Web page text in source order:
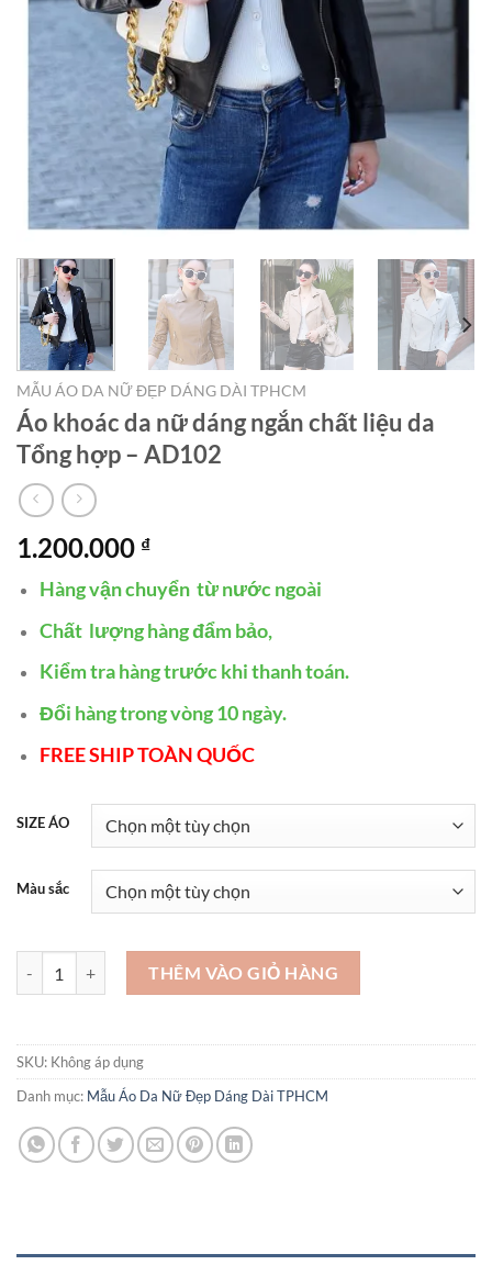
MẪU ÁO DA NỮ ĐẸP DÁNG DÀI TPHCM
Áo khoác da nữ dáng ngắn chất liệu da
Tổng hợp – AD102
1.200.000 ₫
Hàng vận chuyển từ nước ngoài
Chất lượng hàng đẩm bảo,
Kiểm tra hàng trước khi thanh toán.
Đổi hàng trong vòng 10 ngày.
FREE SHIP TOÀN QUỐC
SIZE ÁO
Màu sắc
Áo khoác da nữ dáng ngắn chất liệu da Tổng hợp - AD102 số lượng
THÊM VÀO GIỎ HÀNG
SKU: Không áp dụng
Danh mục: Mẫu Áo Da Nữ Đẹp Dáng Dài TPHCM